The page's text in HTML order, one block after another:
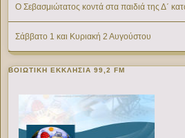
Ο Σεβασμιώτατος κοντά στα παιδιά της Δ΄
Σάββατο 1 και Κυριακή 2 Αυγούστου
ΒΟΙΩΤΙΚΉ ΕΚΚΛΗΣΊΑ 99,2 FM